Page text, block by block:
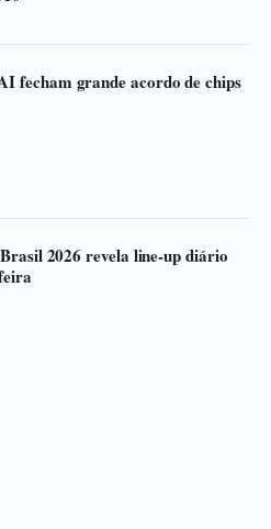
fecham grande acordo de chips
2026 revela line-up diário